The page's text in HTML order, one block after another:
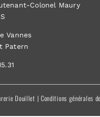
Colonel Maury
Vannes
Patern
Douillet | Conditions générales